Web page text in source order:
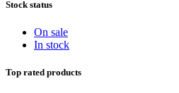
Stock status
On sale
In stock
Top rated products